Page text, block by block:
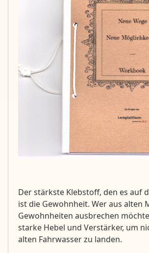
Der stärkste Klebstoff, den es auf
ist die Gewohnheit. Wer aus alten
Gewohnheiten ausbrechen
starke Hebel und Verstärker, um
alten Fahrwasser zu landen.